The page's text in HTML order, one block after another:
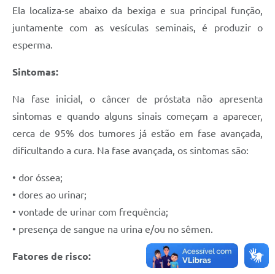
Ela localiza-se abaixo da bexiga e sua principal função,
juntamente com as vesículas seminais, é produzir o
esperma.
Sintomas:
Na fase inicial, o câncer de próstata não apresenta
sintomas e quando alguns sinais começam a aparecer,
cerca de 95% dos tumores já estão em fase avançada,
dificultando a cura. Na fase avançada, os sintomas são:
• dor óssea;
• dores ao urinar;
• vontade de urinar com frequência;
• presença de sangue na urina e/ou no sêmen.
Fatores de risco: